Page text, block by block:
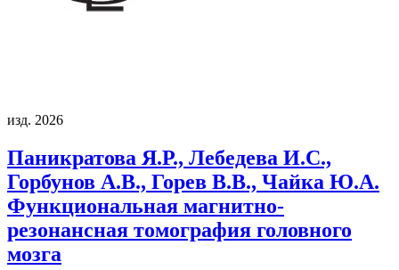
изд. 2026
Паникратова Я.Р., Лебедева И.С.,
Горбунов А.В., Горев В.В., Чайка Ю.А.
Функциональная магнитно-
резонансная томография головного
мозга